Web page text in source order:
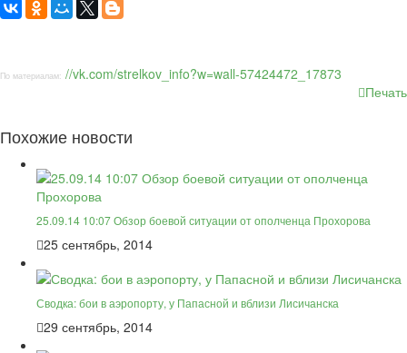
По материалам: //vk.com/strelkov_info?w=wall-57424472_17873
Печать
Похожие новости
25.09.14 10:07 Обзор боевой ситуации от ополченца Прохорова
25 сентябрь, 2014
Сводка: бои в аэропорту, у Папасной и вблизи Лисичанска
29 сентябрь, 2014